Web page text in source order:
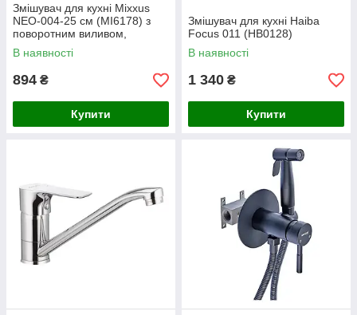
Змішувач для кухні Mixxus
NEO-004-25 см (MI6178) з
поворотним виливом,
одноважільний, нержавіюча
сталь
В наявності
894 ₴
Купити
Змішувач для кухні Haiba
Focus 011 (HB0128)
В наявності
1 340 ₴
Купити